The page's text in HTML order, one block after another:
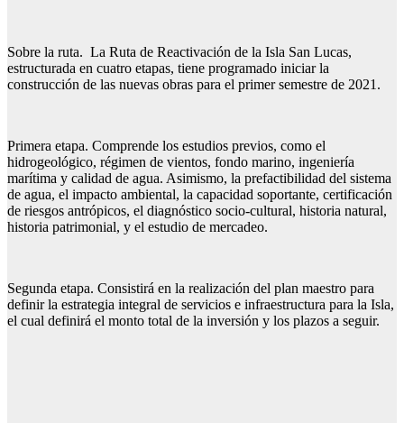
Sobre la ruta. La Ruta de Reactivación de la Isla San Lucas,
estructurada en cuatro etapas, tiene programado iniciar la
construcción de las nuevas obras para el primer semestre de 2021.
Primera etapa. Comprende los estudios previos, como el
hidrogeológico, régimen de vientos, fondo marino, ingeniería
marítima y calidad de agua. Asimismo, la prefactibilidad del sistema
de agua, el impacto ambiental, la capacidad soportante, certificación
de riesgos antrópicos, el diagnóstico socio-cultural, historia natural,
historia patrimonial, y el estudio de mercadeo.
Segunda etapa. Consistirá en la realización del plan maestro para
definir la estrategia integral de servicios e infraestructura para la Isla,
el cual definirá el monto total de la inversión y los plazos a seguir.